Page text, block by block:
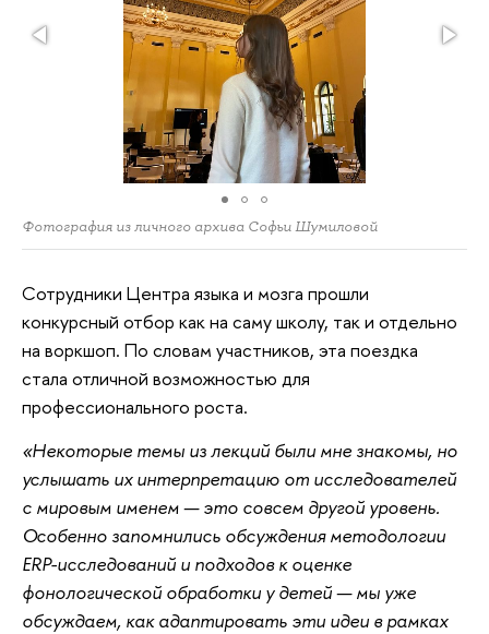
Фотография из личного архива Софьи Шумиловой
Сотрудники Центра языка и мозга прошли
конкурсный отбор как на саму школу, так и отдельно
на воркшоп. По словам участников, эта поездка
стала отличной возможностью для
профессионального роста.
«Некоторые темы из лекций были мне знакомы, но
услышать их интерпретацию от исследователей
с мировым именем — это совсем другой уровень.
Особенно запомнились обсуждения методологии
ERP-исследований и подходов к оценке
фонологической обработки у детей — мы уже
обсуждаем, как адаптировать эти идеи в рамках